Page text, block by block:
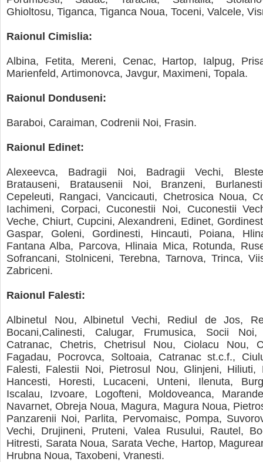
Ghioltosu, Tiganca, Tiganca Noua, Toceni, Valcele,
Raionul Cimislia:
Albina, Fetita, Mereni, Cenac, Hartop, Ialpug,
Marienfeld, Artimonovca, Javgur, Maximeni, Topala.
Raionul Donduseni:
Baraboi, Caraiman, Codrenii Noi, Frasin.
Raionul Edinet:
Alexeevca, Badragii Noi, Badragii Vechi,
Bratauseni, Bratausenii Noi, Branzeni,
Cepeleuti, Rangaci, Vancicauti, Chetrosica Noua,
Iachimeni, Corpaci, Cuconestii Noi, Cuconestii
Veche, Chiurt, Cupcini, Alexandreni, Edinet,
Gaspar, Goleni, Gordinesti, Hincauti, Poiana,
Fantana Alba, Parcova, Hlinaia Mica, Rotunda,
Sofrancani, Stolniceni, Terebna, Tarnova, Trinca,
Zabriceni.
Raionul Falesti:
Albinetul Nou, Albinetul Vechi, Rediul de Jos,
Bocani,Calinesti, Calugar, Frumusica, Socii
Catranac, Chetris, Chetrisul Nou, Ciolacu Nou,
Fagadau, Pocrovca, Soltoaia, Catranac st.c.f.,
Falesti, Falestii Noi, Pietrosul Nou, Glinjeni, Hiliuti,
Hancesti, Horesti, Lucaceni, Unteni, Ilenuta,
Iscalau, Izvoare, Logofteni, Moldoveanca,
Navarnet, Obreja Noua, Magura, Magura Noua,
Panzarenii Noi, Parlita, Pervomaisc, Pompa,
Vechi, Drujineni, Pruteni, Valea Rusului, Rautel,
Hitresti, Sarata Noua, Sarata Veche, Hartop,
Hrubna Noua, Taxobeni, Vranesti.